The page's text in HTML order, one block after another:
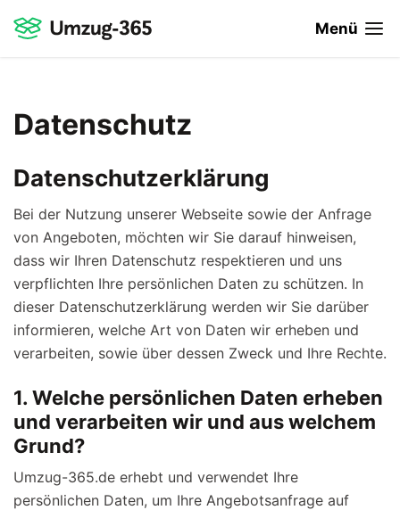
Menü
Datenschutz
Datenschutzerklärung
Bei der Nutzung unserer Webseite sowie der Anfrage
von Angeboten, möchten wir Sie darauf hinweisen,
dass wir Ihren Datenschutz respektieren und uns
verpflichten Ihre persönlichen Daten zu schützen. In
dieser Datenschutzerklärung werden wir Sie darüber
informieren, welche Art von Daten wir erheben und
verarbeiten, sowie über dessen Zweck und Ihre Rechte.
1. Welche persönlichen Daten erheben
und verarbeiten wir und aus welchem
Grund?
Umzug-365.de erhebt und verwendet Ihre
persönlichen Daten, um Ihre Angebotsanfrage auf